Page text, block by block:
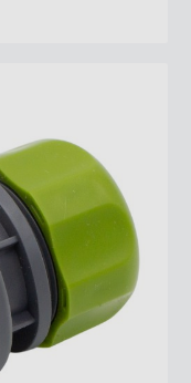
zum Wasserhahn
Kompatibel zu allen
Lange
Messing, blank